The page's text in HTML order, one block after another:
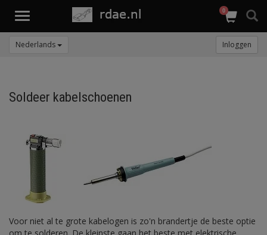
Toggle
0
Nederlands Inloggen
Soldeer kabelschoenen
Voor niet al te grote kabelogen is zo'n brandertje de beste optie